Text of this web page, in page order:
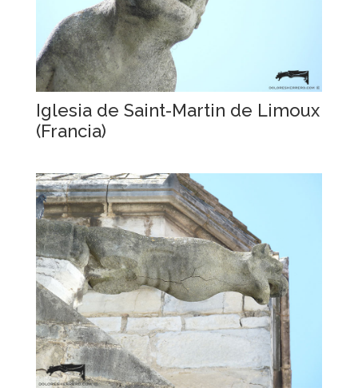
Iglesia de Saint-Martin de Limoux
(Francia)